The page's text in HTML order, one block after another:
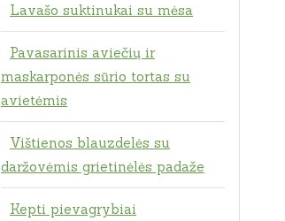
Lavašo suktinukai su mėsa
Pavasarinis aviečių ir
maskarponės sūrio tortas su
avietėmis
Vištienos blauzdelės su
daržovėmis grietinėlės padaže
Kepti pievagrybiai